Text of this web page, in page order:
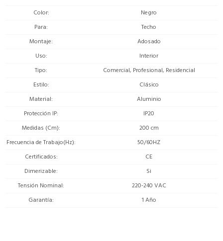
Color
Negro
Para
Techo
Montaje
Adosado
Uso
Interior
Tipo
Comercial, Profesional, Residencial
Estilo
Clásico
Material
Aluminio
Protección IP
IP20
Medidas (Cm)
200 cm
Frecuencia de Trabajo(Hz)
50/60HZ
Certificados
CE
Dimerizable
Si
Tensión Nominal
220-240 VAC
Garantía
1 Año